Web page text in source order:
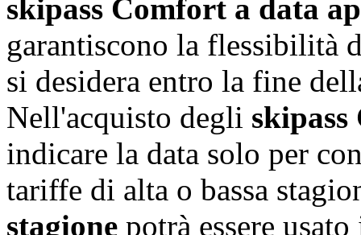
skipass Comfort a data
garantiscono la flessibilità
si desidera entro la fine
Nell'acquisto degli
indicare la data solo per
tariffe di alta o bassa
stagione potrà essere